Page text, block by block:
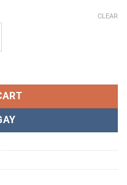
CLEAR
bi không gỉ cao cấp